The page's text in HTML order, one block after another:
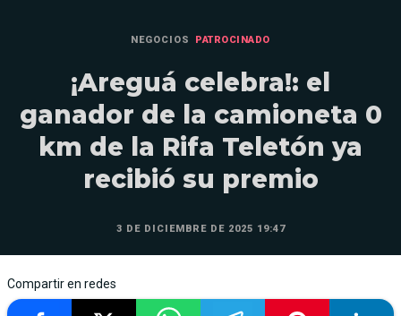
NEGOCIOS PATROCINADO
¡Areguá celebra!: el
ganador de la camioneta 0
km de la Rifa Teletón ya
recibió su premio
3 DE DICIEMBRE DE 2025 19:47
Compartir en redes